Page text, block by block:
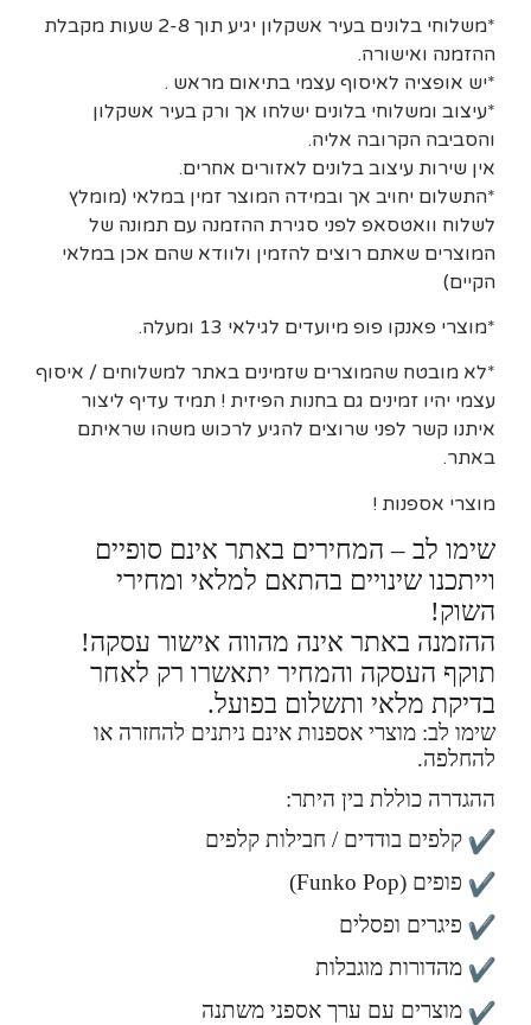
*משלוחי בלונים בעיר אשקלון יגיע תוך 2-8 שעות מקבלת
ההזמנה ואישורה.
*יש אופציה לאיסוף עצמי בתיאום מראש .
*עיצוב ומשלוחי בלונים ישלחו אך ורק בעיר אשקלון
והסביבה הקרובה אליה.
אין שירות עיצוב בלונים לאזורים אחרים.
*התשלום יחויב אך ובמידה המוצר זמין במלאי (מומלץ
לשלוח וואטסאפ לפני סגירת ההזמנה עם תמונה של
המוצרים שאתם רוצים להזמין ולוודא שהם אכן במלאי
הקיים)
*מוצרי פאנקו פופ מיועדים לגילאי 13 ומעלה.
*לא מובטח שהמוצרים שזמינים באתר למשלוחים / איסוף
עצמי יהיו זמינים גם בחנות הפיזית ! תמיד עדיף ליצור
איתנו קשר לפני שרוצים להגיע לרכוש משהו שראיתם
באתר.
מוצרי אספנות !
שימו לב – המחירים באתר אינם סופיים
וייתכנו שינויים בהתאם למלאי ומחירי
השוק!
ההזמנה באתר אינה מהווה אישור עסקה!
תוקף העסקה והמחיר יתאשרו רק לאחר
בדיקת מלאי ותשלום בפועל.
שימו לב: מוצרי אספנות אינם ניתנים להחזרה או
להחלפה.
ההגדרה כוללת בין היתר:
קלפים בודדים / חבילות קלפים
פופים (Funko Pop)
פיגרים ופסלים
מהדורות מוגבלות
מוצרים עם ערך אספני משתנה